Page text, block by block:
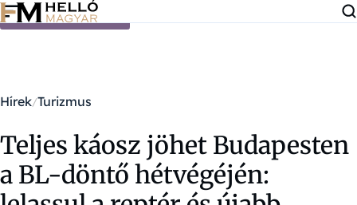
Ugrás a tartalomra
Hírek Turizmus
Teljes káosz jöhet Budapesten
a BL-döntő hétvégéjén: